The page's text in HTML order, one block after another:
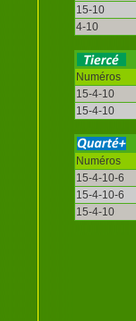
15-10
4-10
Numéros
15-4-10
15-4-10
Numéros
15-4-10-6
15-4-10-6
15-4-10